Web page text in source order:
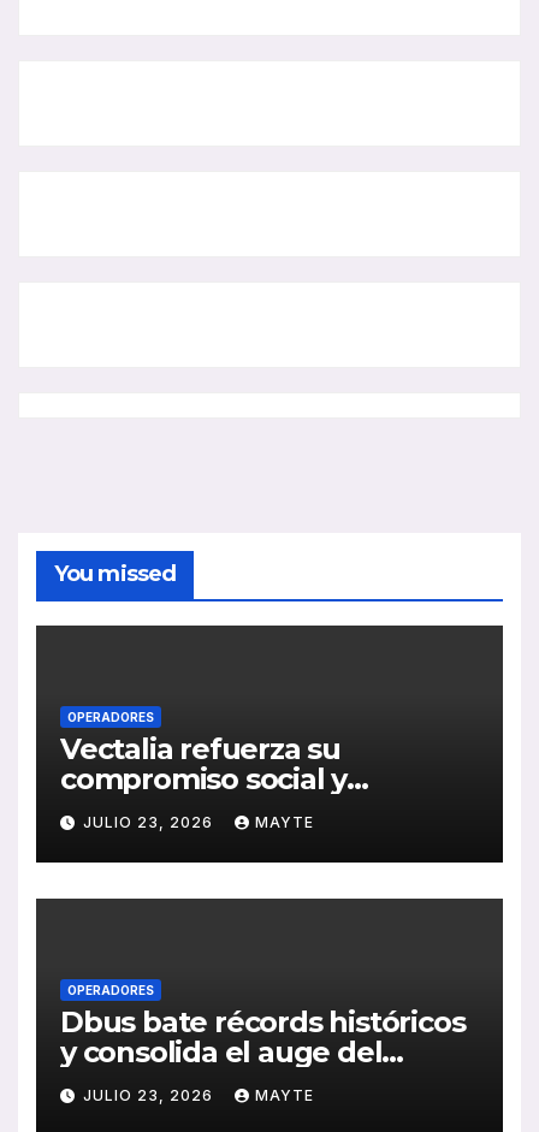
You missed
OPERADORES
Vectalia refuerza su
compromiso social y
medioambiental con la
publicación de su Memoria
de RSC 2025
JULIO 23, 2026 MAYTE
OPERADORES
Dbus bate récords históricos
y consolida el auge del
transporte público en San
Sebastián
JULIO 23, 2026 MAYTE